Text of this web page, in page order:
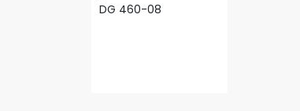
DG 460-08